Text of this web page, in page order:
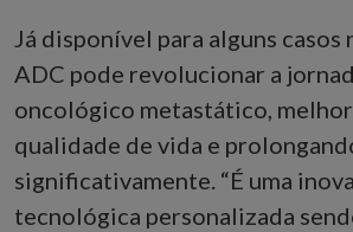
Já disponível para alguns casos
ADC pode revolucionar a
oncológico metastático,
qualidade de vida e
significativamente. “É uma
tecnológica personalizada